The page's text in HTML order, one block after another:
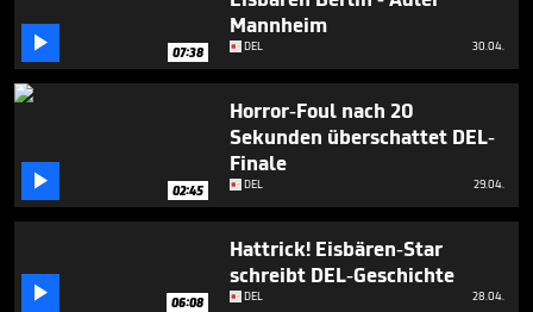
5
seconds
 07:38
Mannheim
DEL 30.04.
 02:45
Horror-Foul nach 20
Sekunden überschattet DEL-
Finale
DEL 29.04.
 06:08
Hattrick! Eisbären-Star
schreibt DEL-Geschichte
DEL 28.04.